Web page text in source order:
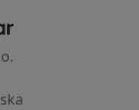
Hlavní stránka